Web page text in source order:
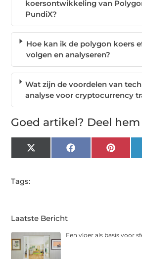
koersontwikkeling van
PundiX?
Hoe kan ik de polygon koers
volgen en analyseren?
Wat zijn de voordelen van
analyse voor cryptocurrency
Goed artikel? Deel
X
(Twitter)
Facebook
Tags:
Laatste Bericht
Een vloer als basis voor